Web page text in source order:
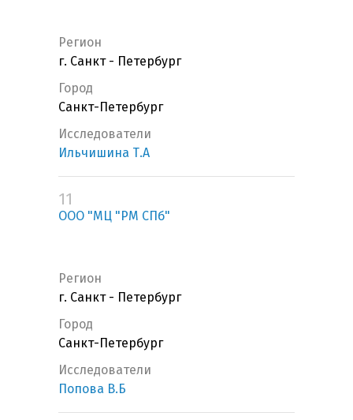
Регион
г. Санкт - Петербург
Город
Санкт-Петербург
Исследователи
Ильчишина Т.А
11
ООО "МЦ "РМ СПб"
Регион
г. Санкт - Петербург
Город
Санкт-Петербург
Исследователи
Попова В.Б